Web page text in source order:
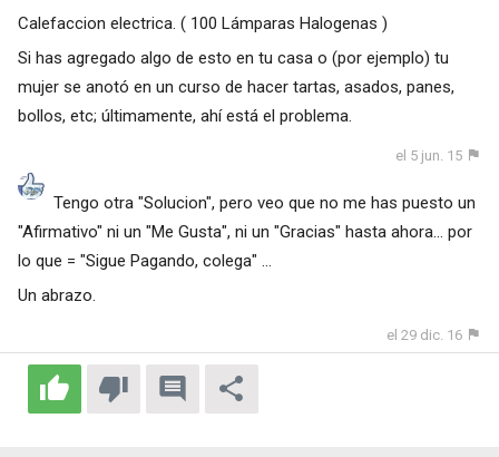
Calefaccion electrica. ( 100 Lámparas Halogenas )
Si has agregado algo de esto en tu casa o (por ejemplo) tu
mujer se anotó en un curso de hacer tartas, asados, panes,
bollos, etc; últimamente, ahí está el problema.
el 5 jun. 15
Tengo otra "Solucion", pero veo que no me has puesto un
"Afirmativo" ni un "Me Gusta", ni un "Gracias" hasta ahora... por
lo que = "Sigue Pagando, colega" ...
Un abrazo.
el 29 dic. 16